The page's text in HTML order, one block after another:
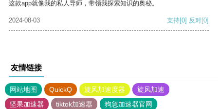
这款app就像我的私人导师，带领我探索知识的奥秘。
2024-08-03 支持[0] 反对[0]
友情链接
网站地图 QuickQ 旋风加速度器
旋风加速
坚果加速器
tiktok加速器
狗急加速器官网